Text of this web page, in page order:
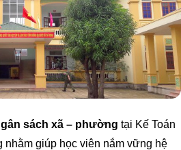
sách xã – phường tại Kế Toán
giúp học viên nắm vững hệ